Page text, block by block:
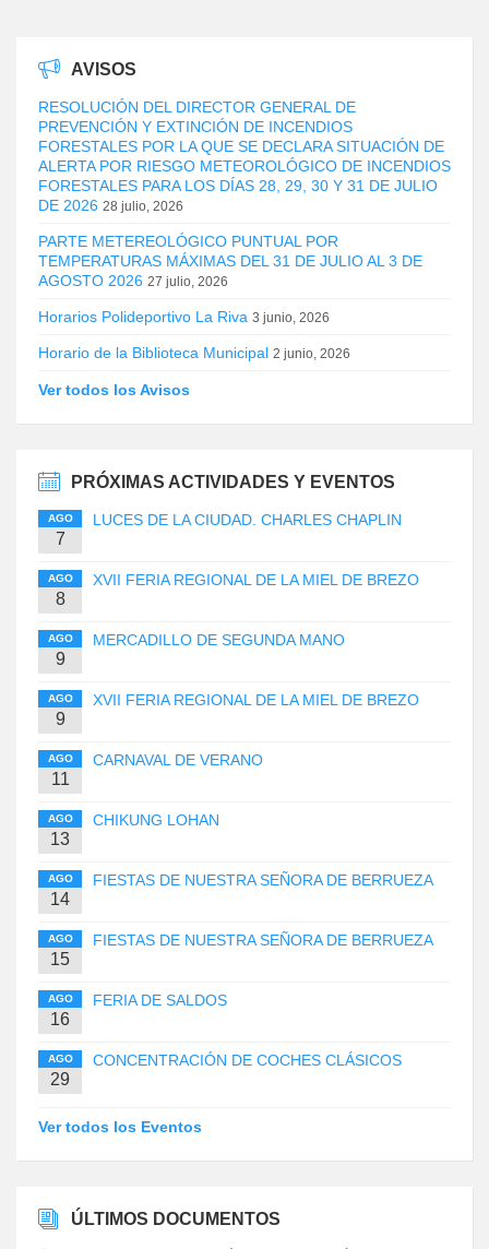
AVISOS
RESOLUCIÓN DEL DIRECTOR GENERAL DE
PREVENCIÓN Y EXTINCIÓN DE INCENDIOS
FORESTALES POR LA QUE SE DECLARA SITUACIÓN DE
ALERTA POR RIESGO METEOROLÓGICO DE INCENDIOS
FORESTALES PARA LOS DÍAS 28, 29, 30 Y 31 DE JULIO
DE 2026 28 julio, 2026
PARTE METEREOLÓGICO PUNTUAL POR
TEMPERATURAS MÁXIMAS DEL 31 DE JULIO AL 3 DE
AGOSTO 2026 27 julio, 2026
Horarios Polideportivo La Riva 3 junio, 2026
Horario de la Biblioteca Municipal 2 junio, 2026
Ver todos los Avisos
PRÓXIMAS ACTIVIDADES Y EVENTOS
AGO
7
LUCES DE LA CIUDAD. CHARLES CHAPLIN
AGO
8
XVII FERIA REGIONAL DE LA MIEL DE BREZO
AGO
9
MERCADILLO DE SEGUNDA MANO
AGO
9
XVII FERIA REGIONAL DE LA MIEL DE BREZO
AGO
11
CARNAVAL DE VERANO
AGO
13
CHIKUNG LOHAN
AGO
14
FIESTAS DE NUESTRA SEÑORA DE BERRUEZA
AGO
15
FIESTAS DE NUESTRA SEÑORA DE BERRUEZA
AGO
16
FERIA DE SALDOS
AGO
29
CONCENTRACIÓN DE COCHES CLÁSICOS
Ver todos los Eventos
ÚLTIMOS DOCUMENTOS